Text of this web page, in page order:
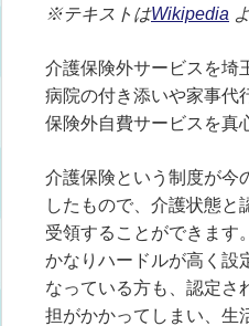
※テキストはWikipedia
介護保険外サービスを埼
病院の付き添いや家事代
保険外自費サービスを真
介護保険という制度が今
したもので、介護状態と
受領することができます
かなりハードルが高く設
なっている方も、認定さ
担がかかってしまい、生